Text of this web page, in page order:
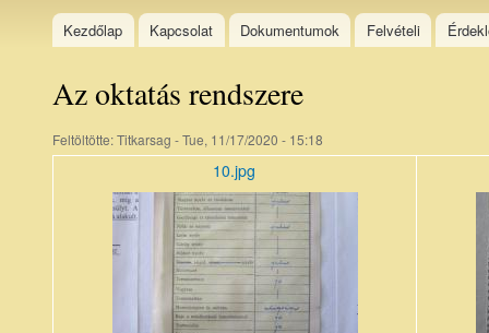
Kollégium
Kezdőlap Kapcsolat Dokumentumok Felvételi
Az oktatás rendszere
Feltöltötte:Titkarsag - Tue, 11/17/2020 - 15:18
10.jpg
10_8.jpg